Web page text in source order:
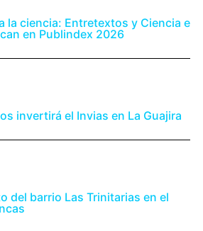
la ciencia: Entretextos y Ciencia e
en Publindex 2026
invertirá el Invias en La Guajira
del barrio Las Trinitarias en el